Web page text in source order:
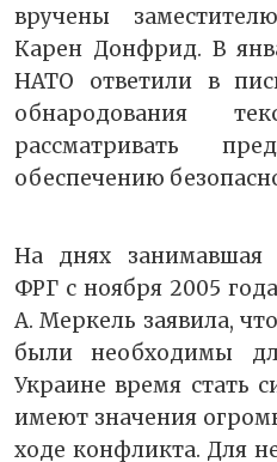
вручены
Карен Донфрид. В
НАТО ответили в
обнародования
рассматривать
обеспечению
На днях занимавшая
ФРГ с ноября 2005
А. Меркель заявила,
были необходимы
Украине время стать
имеют значения
ходе конфликта. Для